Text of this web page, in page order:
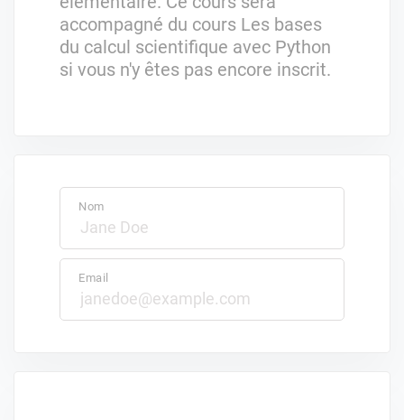
accompagné du cours Les bases
du calcul scientifique avec Python
si vous n'y êtes pas encore inscrit.
Nom
Email